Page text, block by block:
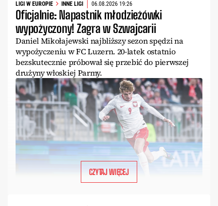
LIGI W EUROPIE INNE LIGI 06.08.2026 19:26
Oficjalnie: Napastnik młodzieżówki
wypożyczony! Zagra w Szwajcarii
Daniel Mikołajewski najbliższy sezon spędzi na
wypożyczeniu w FC Luzern. 20-latek ostatnio
bezskutecznie próbował się przebić do pierwszej
drużyny włoskiej Parmy.
CZYTAJ WIĘCEJ